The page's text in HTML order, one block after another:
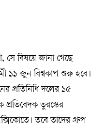
সে বিষয়ে জানা গেছে
১১ জুন বিশ্বকাপ শুরু হবে।
প্রতিনিধি দলের ১৫
প্রতিবেদক তুরস্কের
তবে তাদের গ্রুপ